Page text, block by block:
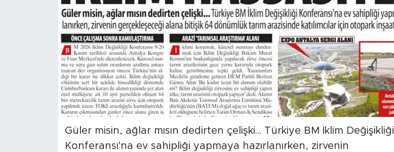
Güler misin, ağlar mısın dedirten çelişki... Türkiye BM İklim Değişikliği
Konferansı'na ev sahipliği yapmaya hazırlanırken, zirvenin
YAZARLAR
POLİTİKA